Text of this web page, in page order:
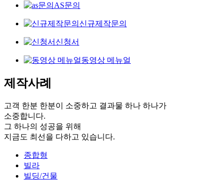
AS문의
신규제작문의
신청서
동영상 메뉴얼
제작사례
고객 한분 한분이 소중하고 결과물 하나 하나가
소중합니다.
그 하나의 성공을 위해
지금도 최선을 다하고 있습니다.
종합형
빌라
빌딩/건물